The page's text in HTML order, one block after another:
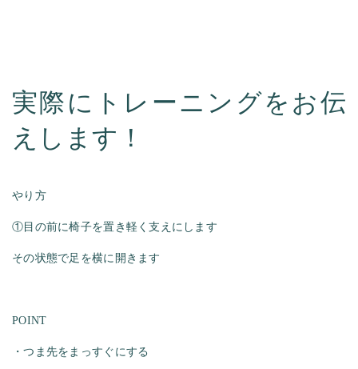
実際にトレーニングをお伝
えします！
やり方
①目の前に椅子を置き軽く支えにします
その状態で足を横に開きます
POINT
・つま先をまっすぐにする